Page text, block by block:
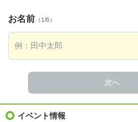
お名前 （1/6）
次へ
イベント情報